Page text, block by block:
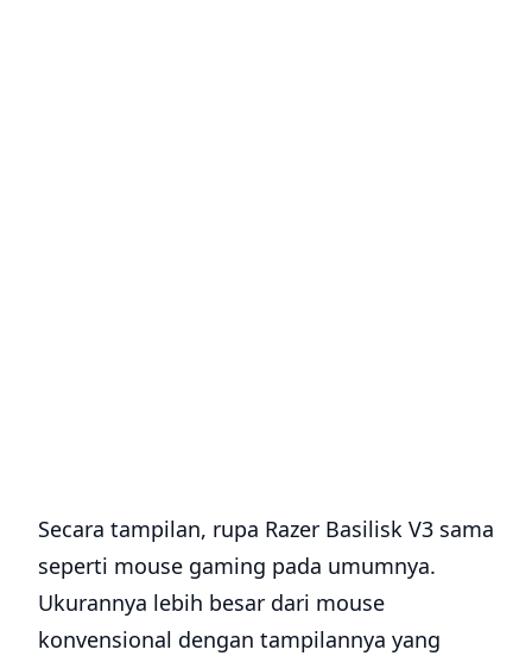
Secara tampilan, rupa Razer Basilisk V3 sama
seperti mouse gaming pada umumnya.
Ukurannya lebih besar dari mouse
konvensional dengan tampilannya yang